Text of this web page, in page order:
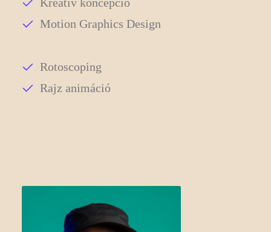
Motion Graphics Design
Rotoscoping
Rajz animáció